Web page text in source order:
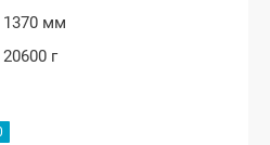
1370 мм
20600 г